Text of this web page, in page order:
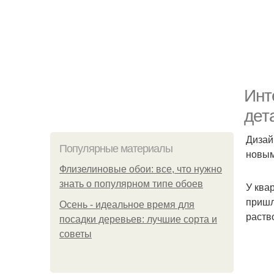
Популярные материалы
Флизелиновые обои: все, что нужно
знать о популярном типе обоев
Осень - идеальное время для
посадки деревьев: лучшие сорта и
советы
У